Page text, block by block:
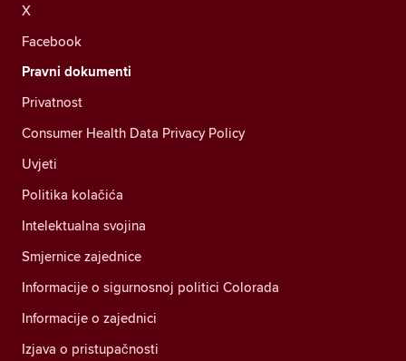
X
Facebook
Pravni dokumenti
Privatnost
Consumer Health Data Privacy Policy
Uvjeti
Politika kolačića
Intelektualna svojina
Smjernice zajednice
Informacije o sigurnosnoj politici Colorada
Informacije o zajednici
Izjava o pristupačnosti